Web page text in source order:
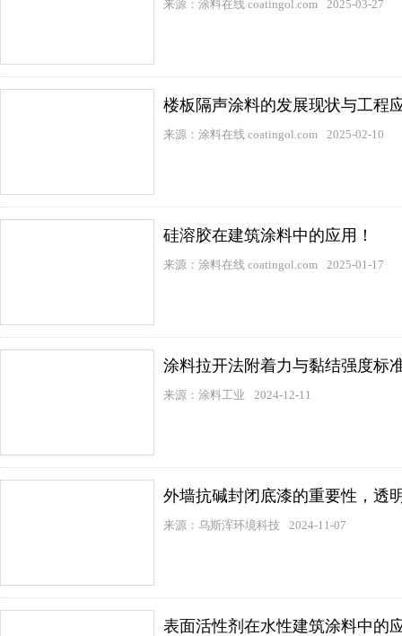
来源：涂料在线 coatingol.com 2025-03-27
楼板隔声涂料的发展现状与工程
来源：涂料在线 coatingol.com 2025-02-10
硅溶胶在建筑涂料中的应用！
来源：涂料在线 coatingol.com 2025-01-17
涂料拉开法附着力与黏结强度标
来源：涂料工业 2024-12-11
外墙抗碱封闭底漆的重要性，透
来源：乌斯浑环境科技 2024-11-07
表面活性剂在水性建筑涂料中的